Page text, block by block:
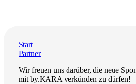
Start
Partner
Wir freuen uns darüber, die neue
mit by.KARA verkünden zu dürfen!